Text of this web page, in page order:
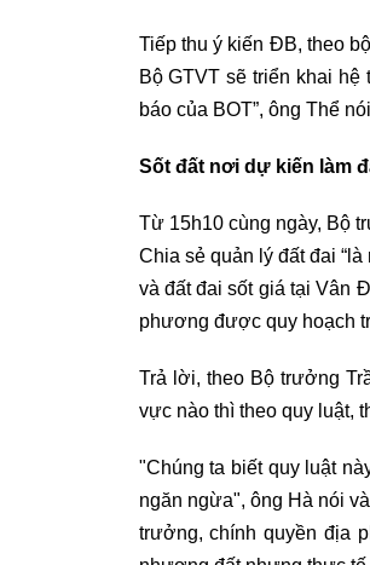
Tiếp thu ý kiến ĐB, theo
Bộ GTVT sẽ triển khai
báo của BOT”, ông Thể
Sốt đất nơi dự kiến làm
Từ 15h10 cùng ngày, Bộ
Chia sẻ quản lý đất đai
và đất đai sốt giá tại Vân
phương được quy hoạch
Trả lời, theo Bộ trưởng
vực nào thì theo quy luật,
"Chúng ta biết quy luật
ngăn ngừa", ông Hà nói
trưởng, chính quyền địa